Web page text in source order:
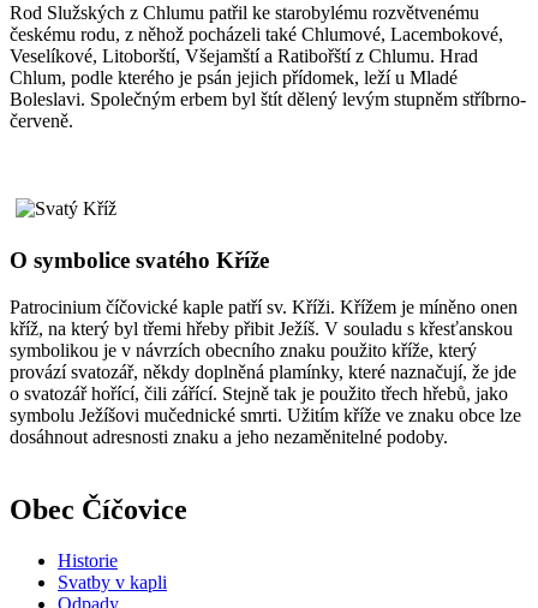
Rod Služských z Chlumu patřil ke starobylému rozvětvenému
českému rodu, z něhož pocházeli také Chlumové, Lacembokové,
Veselíkové, Litoborští, Všejamští a Ratibořští z Chlumu. Hrad
Chlum, podle kterého je psán jejich přídomek, leží u Mladé
Boleslavi. Společným erbem byl štít dělený levým stupněm stříbrno-
červeně.
O symbolice svatého Kříže
Patrocinium číčovické kaple patří sv. Kříži. Křížem je míněno onen
kříž, na který byl třemi hřeby přibit Ježíš. V souladu s křesťanskou
symbolikou je v návrzích obecního znaku použito kříže, který
provází svatozář, někdy doplněná plamínky, které naznačují, že jde
o svatozář hořící, čili zářící. Stejně tak je použito třech hřebů, jako
symbolu Ježíšovi mučednické smrti. Užitím kříže ve znaku obce lze
dosáhnout adresnosti znaku a jeho nezaměnitelné podoby.
Obec Číčovice
Historie
Svatby v kapli
Odpady